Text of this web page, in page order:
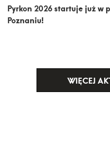
Pyrkon 2026 startuje już w
Poznaniu!
WIĘCEJ